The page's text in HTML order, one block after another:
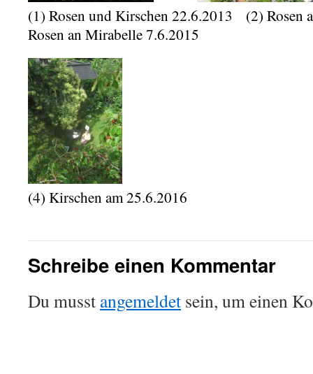
(1) Rosen und Kirschen 22.6.2013 (2) Rosen
Rosen an Mirabelle 7.6.2015
(4) Kirschen am 25.6.2016
Schreibe einen Kommentar
Du musst angemeldet sein, um einen